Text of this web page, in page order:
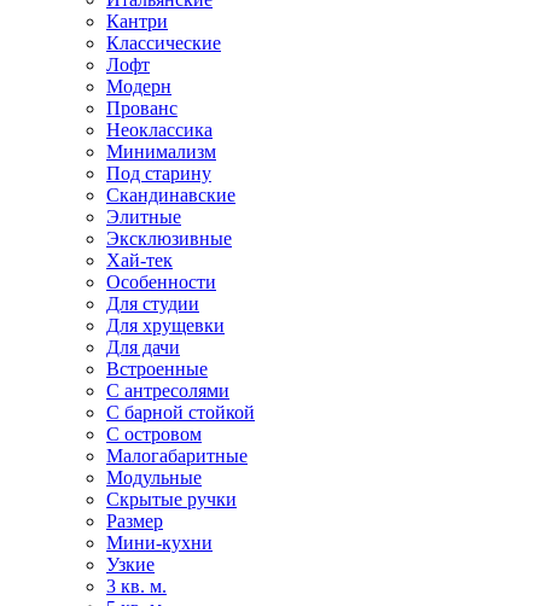
Кантри
Классические
Лофт
Модерн
Прованс
Неоклассика
Минимализм
Под старину
Скандинавские
Элитные
Эксклюзивные
Хай-тек
Особенности
Для студии
Для хрущевки
Для дачи
Встроенные
С антресолями
С барной стойкой
С островом
Малогабаритные
Модульные
Скрытые ручки
Размер
Мини-кухни
Узкие
3 кв. м.